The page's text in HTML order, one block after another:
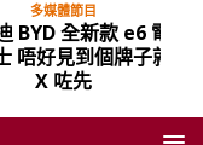
多媒體節目
BYD 全新款 e6 電
唔好見到個牌子就
X 咗先